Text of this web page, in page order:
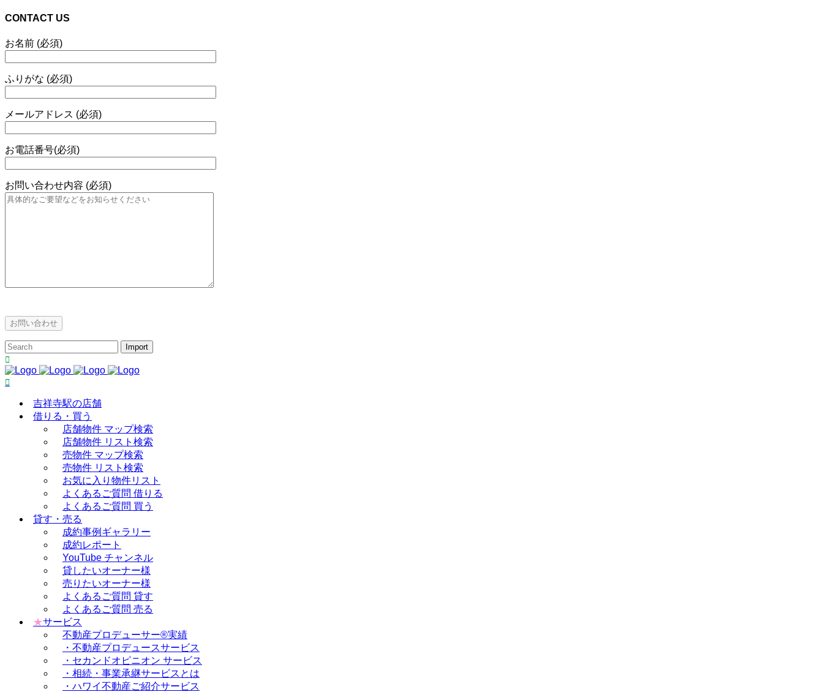
CONTACT US
お名前 (必須)
ふりがな (必須)
メールアドレス (必須)
お電話番号(必須)
お問い合わせ内容 (必須)
吉祥寺駅の店舗
借りる・買う
店舗物件 マップ検索
店舗物件 リスト検索
売物件 マップ検索
売物件 リスト検索
お気に入り物件リスト
よくあるご質問 借りる
よくあるご質問 買う
貸す・売る
成約事例ギャラリー
成約レポート
YouTube チャンネル
貸したいオーナー様
売りたいオーナー様
よくあるご質問 貸す
よくあるご質問 売る
★サービス
不動産プロデューサー®実績
・不動産プロデュースサービス
・セカンドオピニオン サービス
・相続・事業承継サービスとは
・ハワイ不動産ご紹介サービス